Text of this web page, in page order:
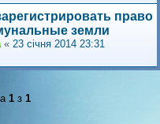
право
земли
« 23 січня 2014 23:31
1 з 1